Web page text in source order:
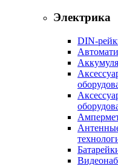
Электрика
DIN-